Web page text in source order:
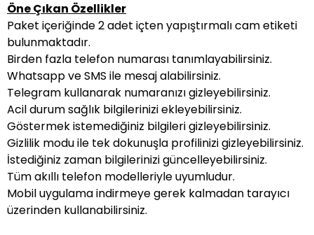
Öne Çıkan Özellikler
Paket içeriğinde 2 adet içten yapıştırmalı cam etiketi
bulunmaktadır.
Birden fazla telefon numarası tanımlayabilirsiniz.
Whatsapp ve SMS ile mesaj alabilirsiniz.
Telegram kullanarak numaranızı gizleyebilirsiniz.
Acil durum sağlık bilgilerinizi ekleyebilirsiniz.
Göstermek istemediğiniz bilgileri gizleyebilirsiniz.
Gizlilik modu ile tek dokunuşla profilinizi gizleyebilirsiniz.
İstediğiniz zaman bilgilerinizi güncelleyebilirsiniz.
Tüm akıllı telefon modelleriyle uyumludur.
Mobil uygulama indirmeye gerek kalmadan tarayıcı
üzerinden kullanabilirsiniz.